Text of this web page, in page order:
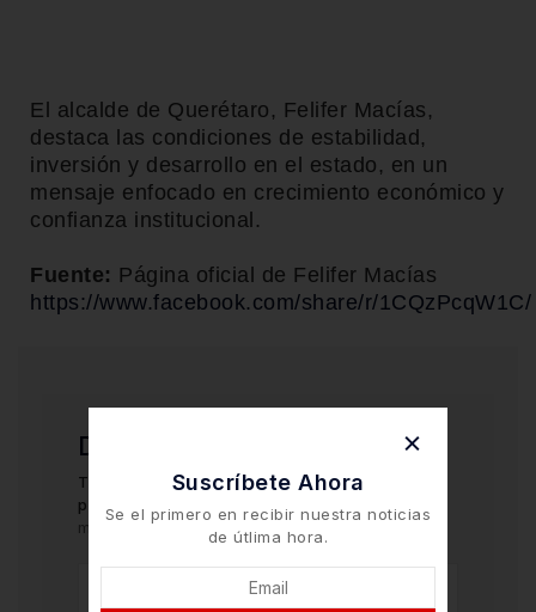
El alcalde de Querétaro, Felifer Macías,
destaca las condiciones de estabilidad,
inversión y desarrollo en el estado, en un
mensaje enfocado en crecimiento económico y
confianza institucional.
Fuente: Página oficial de Felifer Macías
https://www.facebook.com/share/r/1CQzPcqW1C/
Deja una respuesta
Tu dirección de correo electrónico no será
publicada.
marcados con
Suscríbete Ahora
Se el primero en recibir nuestra noticias
de útlima hora.